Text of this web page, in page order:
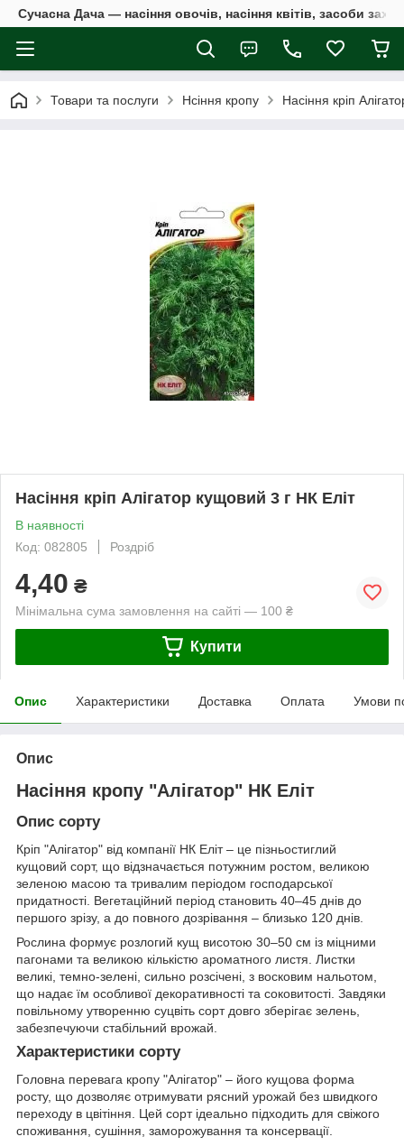
Сучасна Дача — насіння овочів, насіння квітів, засоби
Товари та послуги Нсіння кропу Насіння кріп
Насіння кріп Алігатор кущовий 3 г НК Еліт
В наявності
Код: 082805
Роздріб
4,40 ₴
Мінімальна сума замовлення на сайті — 100 ₴
Купити
Опис Характеристики Доставка Оплата Умови
Опис
Насіння кропу "Алігатор" НК Еліт
Опис сорту
Кріп "Алігатор" від компанії НК Еліт – це пізньостиглий
кущовий сорт, що відзначається потужним ростом, великою
зеленою масою та тривалим періодом господарської
придатності. Вегетаційний період становить 40–45 днів до
першого зрізу, а до повного дозрівання – близько 120 днів.
Рослина формує розлогий кущ висотою 30–50 см із міцними
пагонами та великою кількістю ароматного листя. Листки
великі, темно-зелені, сильно розсічені, з восковим нальотом,
що надає їм особливої декоративності та соковитості. Завдяки
повільному утворенню суцвіть сорт довго зберігає зелень,
забезпечуючи стабільний врожай.
Характеристики сорту
Головна перевага кропу "Алігатор" – його кущова форма
росту, що дозволяє отримувати рясний урожай без швидкого
переходу в цвітіння. Цей сорт ідеально підходить для свіжого
споживання, сушіння, заморожування та консервації.